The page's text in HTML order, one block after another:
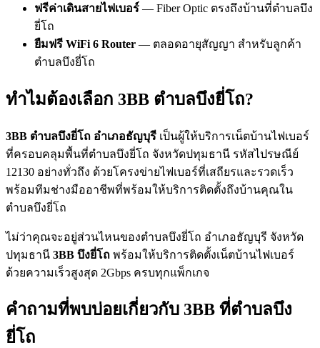
ฟรีค่าเดินสายไฟเบอร์ — Fiber Optic ตรงถึงบ้านที่ตำบลบึง
ยี่โถ
ยืมฟรี WiFi 6 Router — ตลอดอายุสัญญา สำหรับลูกค้า
ตำบลบึงยี่โถ
ทำไมต้องเลือก 3BB ตำบลบึงยี่โถ?
3BB ตำบลบึงยี่โถ อำเภอธัญบุรี เป็นผู้ให้บริการเน็ตบ้านไฟเบอร์
ที่ครอบคลุมพื้นที่ตำบลบึงยี่โถ จังหวัดปทุมธานี รหัสไปรษณีย์
12130 อย่างทั่วถึง ด้วยโครงข่ายไฟเบอร์ที่เสถียรและรวดเร็ว
พร้อมทีมช่างมืออาชีพที่พร้อมให้บริการติดตั้งถึงบ้านคุณใน
ตำบลบึงยี่โถ
ไม่ว่าคุณจะอยู่ส่วนไหนของตำบลบึงยี่โถ อำเภอธัญบุรี จังหวัด
ปทุมธานี 3BB บึงยี่โถ พร้อมให้บริการติดตั้งเน็ตบ้านไฟเบอร์
ด้วยความเร็วสูงสุด 2Gbps ครบทุกแพ็กเกจ
คำถามที่พบบ่อยเกี่ยวกับ 3BB ที่ตำบลบึง
ยี่โถ